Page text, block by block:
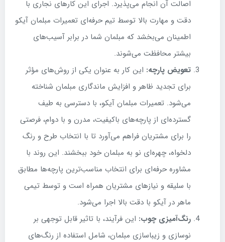
اصالت آن انجام می‌پذیرد. اجرای این کارهای نجاری با
دقت و مهارت بالا توسط تیم حرفه‌ای تعمیرات مبلمان آیکو
اطمینان می‌بخشد که مبلمان شما در برابر آسیب‌های
بیشتر محافظت می‌شوند.
تعویض پارچه: این کار به عنوان یکی از روش‌های مؤثر
برای تجدید ظاهر و افزایش ماندگاری مبلمان شناخته
می‌شود. تعمیرات مبلمان آیکو، با دسترسی به طیف
گسترده‌ای از پارچه‌های باکیفیت، مدرن و با دوام، فرصتی
را برای مشتریان فراهم می‌آورد تا با انتخاب طرح و رنگ
دلخواه، چهره‌ای نو به مبلمان خود ببخشند. این روند با
مشاوره حرفه‌ای برای انتخاب مناسب‌ترین پارچه‌ها مطابق
با سلیقه و نیازهای مشتریان همراه است و توسط تیمی
ماهر در آیکو با دقت بالا اجرا می‌شود.
رنگ‌آمیزی چوب: این فرآیند، با تاثیر قابل توجهی بر
نوسازی و زیباسازی مبلمان، شامل استفاده از رنگ‌های